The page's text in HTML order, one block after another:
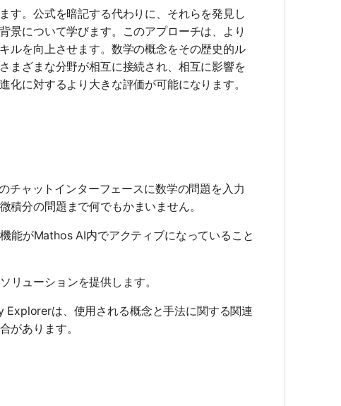
す。公式を暗記する代わりに、それらを発見し
景について学びます。このアプローチは、より
ルを向上させます。数学の概念をその歴史的ル
まざまな分野が相互に接続され、相互に影響を
に対するより大きな評価が可能になります。
チャットインターフェースに数学の問題を入力
分の問題まで何でもかまいません。
能がMathos AI内でアクティブになっていること
リューションを提供します。
は、使用される概念と手法に関する関連
があります。